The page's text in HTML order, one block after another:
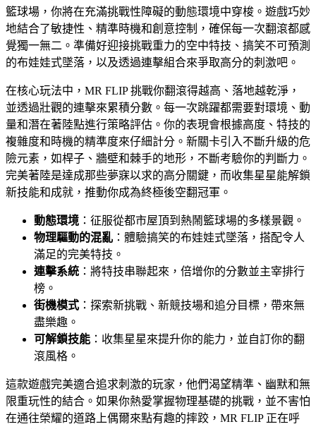
籃球場，你將在充滿挑戰性障礙的動態環境中穿梭。遊戲巧妙
地結合了敏捷性、精準時機和創意控制，確保每一次翻滾都感
覺獨一無二。準備好迎接挑戰重力的空中特技、搞笑不可預測
的布娃娃式墜落，以及透過連擊組合來爭取高分的刺激吧。
在核心玩法中，MR FLIP 挑戰你翻滾得越高、落地越乾淨，
並透過壯觀的連擊來累積分數。每一次跳躍都需要對環境、動
量和潛在著陸點進行策略評估。你的表現會根據高度、特技的
複雜度和時機的精準度來仔細計分。新關卡引入不斷升級的危
險元素，如桿子、牆壁和棘手的地形，不斷考驗你的判斷力。
完美著陸是達成那些夢寐以求的高分關鍵，而收集星星能解鎖
新技能和成就，推動你成為終極後空翻冠軍。
動態環境 ：征服從都市屋頂到熱鬧籃球場的多樣景觀。
物理驅動的混亂 ：體驗搞笑的布娃娃式墜落，搭配令人
滿足的完美特技。
連擊系統 ：將特技串聯起來，倍增你的分數並主宰排行
榜。
街機模式 ：探索新挑戰、新競技場和追分目標，帶來無
盡樂趣。
可解鎖技能 ：收集星星來提升你的能力，並自訂你的翻
滾風格。
這款遊戲完美適合追求刺激的玩家，他們渴望精準、幽默和無
限重玩性的結合。如果你熱愛掌握物理基礎的挑戰，並不害怕
在通往榮耀的道路上偶爾來點有趣的摔跤，MR FLIP 正在呼